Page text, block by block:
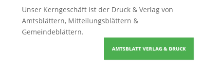
Unser Kerngeschäft ist der Druck & Verlag von
Amtsblättern, Mitteilungsblättern &
Gemeindeblättern.
AMTSBLATT VERLAG & DRUCK